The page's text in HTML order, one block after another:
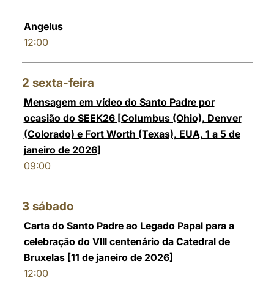
Angelus
12:00
2 sexta-feira
Mensagem em vídeo do Santo Padre por
ocasião do SEEK26 [Columbus (Ohio), Denver
(Colorado) e Fort Worth (Texas), EUA, 1 a 5 de
janeiro de 2026]
09:00
3 sábado
Carta do Santo Padre ao Legado Papal para a
celebração do VIII centenário da Catedral de
Bruxelas [11 de janeiro de 2026]
12:00